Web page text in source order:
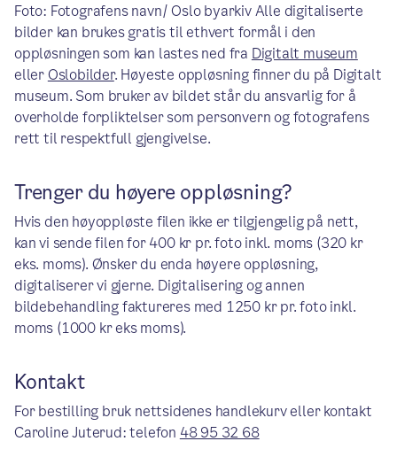
Foto: Fotografens navn/ Oslo byarkiv Alle digitaliserte
bilder kan brukes gratis til ethvert formål i den
oppløsningen som kan lastes ned fra Digitalt museum
ellerOslobilder. Høyeste oppløsning finner du på Digitalt
museum. Som bruker av bildet står du ansvarlig for å
overholde forpliktelser som personvern og fotografens
rett til respektfull gjengivelse.
Trenger du høyere oppløsning?
Hvis den høyoppløste filen ikke er tilgjengelig på nett,
kan vi sende filen for 400 kr pr. foto inkl. moms (320 kr
eks. moms). Ønsker du enda høyere oppløsning,
digitaliserer vi gjerne. Digitalisering og annen
bildebehandling faktureres med 1250 kr pr. foto inkl.
moms (1000 kr eks moms).
Kontakt
For bestilling bruk nettsidenes handlekurv eller kontakt
Caroline Juterud: telefon 48 95 32 68